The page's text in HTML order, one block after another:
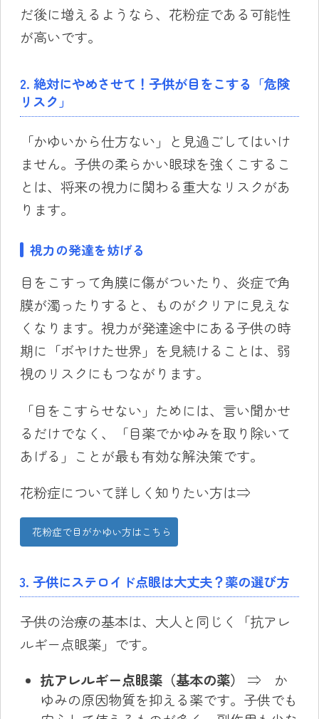
だ後に増えるようなら、花粉症である可能性
が高いです。
2. 絶対にやめさせて！子供が目をこする「危険
リスク」
「かゆいから仕方ない」と見過ごしてはいけ
ません。子供の柔らかい眼球を強くこするこ
とは、将来の視力に関わる重大なリスクがあ
ります。
視力の発達を妨げる
目をこすって角膜に傷がついたり、炎症で角
膜が濁ったりすると、ものがクリアに見えな
くなります。視力が発達途中にある子供の時
期に「ボヤけた世界」を見続けることは、弱
視のリスクにもつながります。
「目をこすらせない」ためには、言い聞かせ
るだけでなく、「目薬でかゆみを取り除いて
あげる」ことが最も有効な解決策です。
花粉症について詳しく知りたい方は⇒
花粉症で目がかゆい方はこちら
3. 子供にステロイド点眼は大丈夫？薬の選び方
子供の治療の基本は、大人と同じく「抗アレ
ルギー点眼薬」です。
抗アレルギー点眼薬（基本の薬）
⇒ か
ゆみの原因物質を抑える薬です。子供でも